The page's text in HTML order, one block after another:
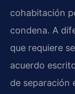
cohabitación
condena. A
que requiere
acuerdo
de separación